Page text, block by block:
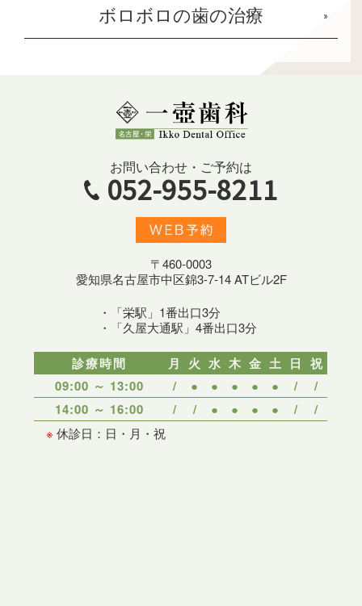
ボロボロの歯の治療
お問い合わせ・ご予約は
052-955-8211
〒460-0003
愛知県名古屋市中区錦3-7-14 ATビル2F
・「栄駅」1番出口3分
・「久屋大通駅」4番出口3分
診療時間 月 火 水 木 金 土 日 祝
09:00 ～ 13:00
/ ● ● ● ● ● /
/
14:00 ～ 16:00
/ / ● ● ● ● / /
※ 休診日：日・月・祝